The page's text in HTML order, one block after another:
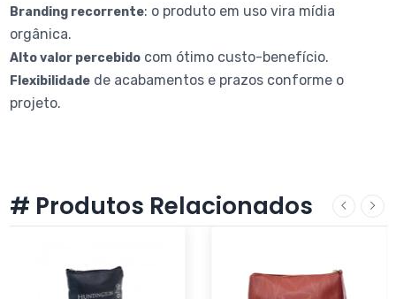
Branding recorrente: o produto em uso vira mídia
orgânica.
Alto valor percebidocom ótimo custo-benefício.
Flexibilidadede acabamentos e prazos conforme o
projeto.
# Produtos Relacionados